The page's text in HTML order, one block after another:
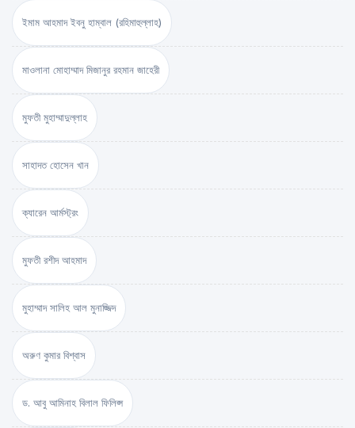
ইমাম আহমাদ ইবনু হাম্বাল (রহিমাহুল্লাহ)
মাওলানা মোহাম্মাদ মিজানুর রহমান জাহেরী
মুফতী মুহাম্মাদুল্লাহ
সাহাদত হোসেন খান
ক্যারেন আর্মস্ট্রং
মুফতী রশীদ আহমাদ
মুহাম্মাদ সালিহ আল মুনাজ্জিদ
অরুণ কুমার বিশ্বাস
ড. আবু আমিনাহ বিলাল ফিলিপ্স